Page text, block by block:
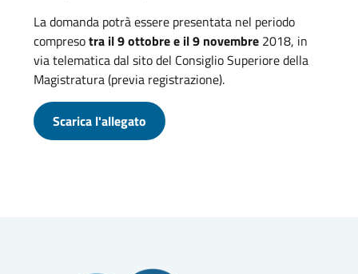
La domanda potrà essere presentata nel periodo
compresotra il 9 ottobre e il 9 novembre 2018, in
via telematica dal sito del Consiglio Superiore della
Magistratura (previa registrazione).
Scarica l'allegato